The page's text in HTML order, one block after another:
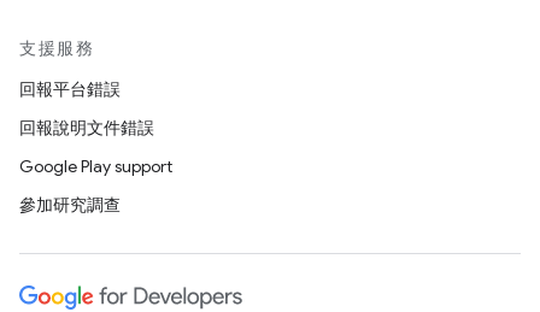
支援服務
回報平台錯誤
回報說明文件錯誤
Google Play support
參加研究調查